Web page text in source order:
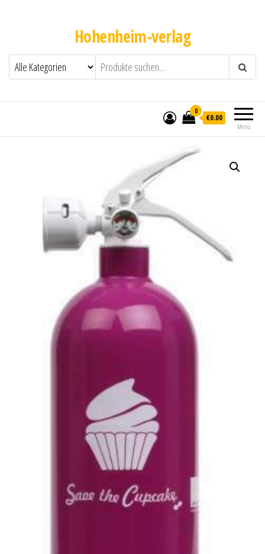
Hohenheim-verlag
Menü
0
€0.00